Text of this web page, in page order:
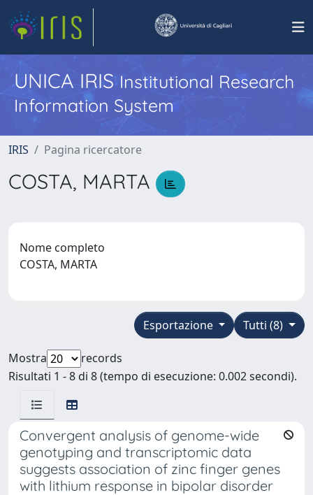
UNICA IRISInstitutional Research
Information System
IRIS Pagina ricercatore
COSTA, MARTA
Nome completo
COSTA, MARTA
Tutti (8)
Esportazione
Mostra
records
Risultati 1 - 8 di 8 (tempo di esecuzione: 0.002 secondi).
Convergent analysis of genome-wide
genotyping and transcriptomic data
suggests association of zinc finger genes
with lithium response in bipolar disorder